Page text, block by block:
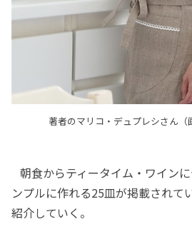
著者のマリコ・デュプレシさん（
朝食からティータイム・ワイン
ンプルに作れる25皿が掲載されて
紹介していく。